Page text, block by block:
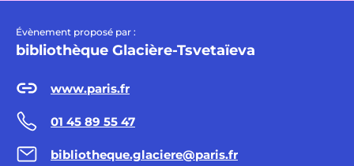
Évènement proposé par :
bibliothèque Glacière-Tsvetaïeva
www.paris.fr
01 45 89 55 47
bibliotheque.glaciere@paris.fr